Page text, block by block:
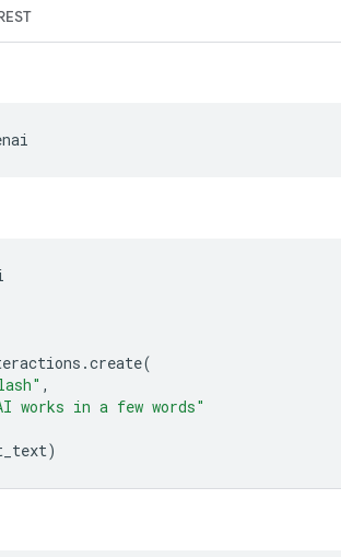
.create(
,
works in a few words"
)